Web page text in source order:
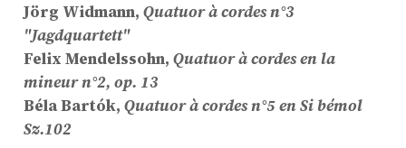
Jörg Widmann,Quatuor à cordes n°3
"Jagdquartett"
Felix Mendelssohn,Quatuor à cordes en la
mineur n°2, op. 13
Béla Bartók,Quatuor à cordes n°5 en Si bémol
Sz.102
ProQuartet - Centre